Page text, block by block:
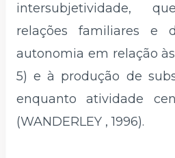
intersubjetividade,
relações familiares e
autonomia em relação
5) e à produção de
enquanto atividade
(WANDERLEY , 1996).